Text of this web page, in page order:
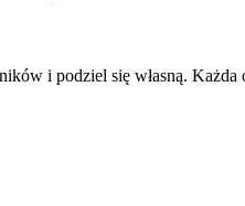
i podziel się własną.